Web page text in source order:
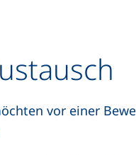
vor einer